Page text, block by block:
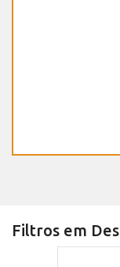
Filtros em